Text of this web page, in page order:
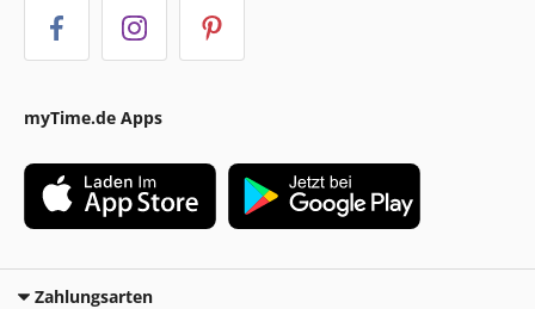
myTime.de Apps
Zahlungsarten